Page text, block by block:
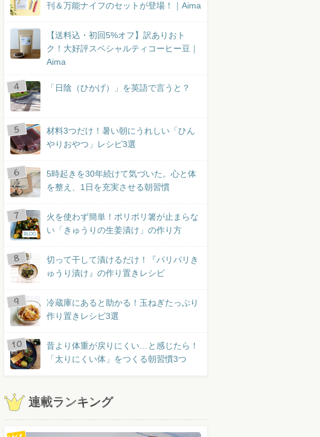
刊＆万能ナイフのセットが登場！｜Aima
【送料込・初回5%オフ】訳ありおト
ク！大好評スペシャルティコーヒー豆｜
Aima
「日陰（ひかげ）」を英語で言うと？
材料3つだけ！暑い朝にうれしい「ひん
やりおやつ」レシピ3選
5時起きを30年続けて気づいた。心と体
を整え、1日を充実させる朝習慣
BLOG
火を使わず簡単！ポリポリ箸が止まらな
い「きゅうりの生姜漬け」の作り方
切って干して漬けるだけ！『パリパリき
ゅうり漬け』の作り置きレシピ
冷蔵庫にあると助かる！玉ねぎたっぷり
作り置きレシピ3選
昔より体重が戻りにくい…と感じたら！
「太りにくい体」をつくる朝習慣3つ
連載ランキング